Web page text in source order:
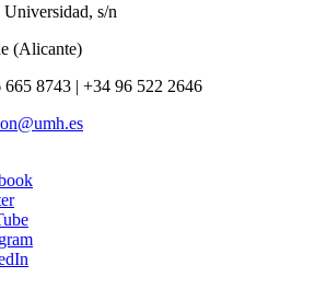
s/n
(Alicante)
665 8743 | +34 96 522 2646